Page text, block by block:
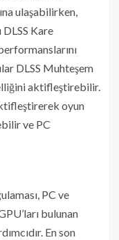
ulaşabilirken,
DLSS Kare
DLSS Muhteşem
aktifleştirebilir.
oyun
ve PC
PC ve
bulunan
En son